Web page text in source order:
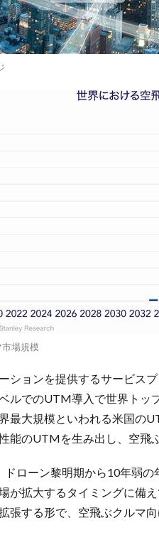
場規模
ションを提供するサービス
ルでのUTM導入で世界トッ
最大規模といわれる米国の
能のUTMを生み出し、空飛
ドローン黎明期から10年弱
が拡大するタイミングに備
張する形で、空飛ぶクルマ